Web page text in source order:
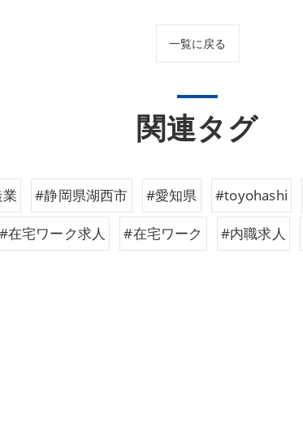
一覧に戻る
関連タグ
#静岡県湖西市 #愛知県 #toyohashi
#在宅ワーク求人 #在宅ワーク #内職求人